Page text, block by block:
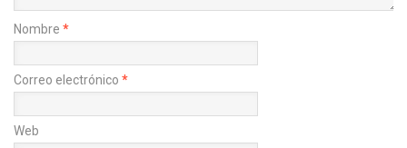
Nombre *
Correo electrónico *
Web